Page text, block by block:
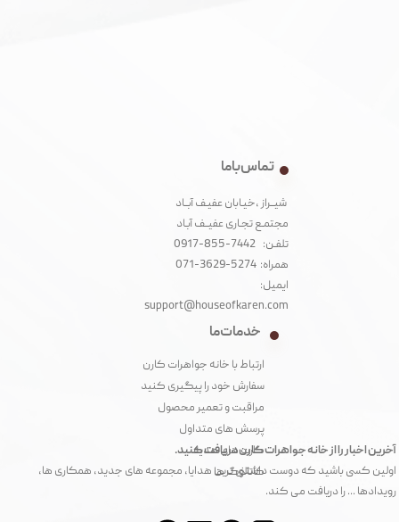
آخرین اخبار را از خانه جواهرات کارن دریافت کنید.
اولین کسی باشید که دوست داشتنی ترین هدایا، مجموعه های جدید، همکاری ها،
رویدادها ... را دریافت می کند.
تماس با ما
شیــراز ،خیـابان عفیـف آبــاد
مجتمـع تجـاری عفیــف آبـاد‌
تلفـن: 7442-855-0917
همراه: 5274-3629-071
ایمیل:
support@houseofkaren.com
خدمات ما
ارتباط با خانه جواهرات کارن
سفارش خود را پیگیری کنید
مراقبت و تعمیر محصول
پرسش های متداول
کارت های هدیه
کاتالوگ ها